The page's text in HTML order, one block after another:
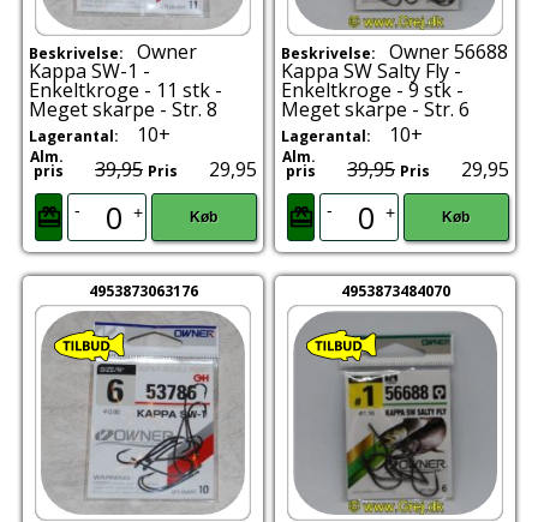
Beskrivelse: Owner
Kappa SW-1 -
Enkeltkroge - 11 stk -
Meget skarpe - Str. 8
Lagerantal: 10+
Alm.
pris 39,95 Pris 29,95
- + Køb
Beskrivelse: Owner 56688
Kappa SW Salty Fly -
Enkeltkroge - 9 stk -
Meget skarpe - Str. 6
Lagerantal: 10+
Alm.
pris 39,95 Pris 29,95
- + Køb
4953873063176 4953873484070